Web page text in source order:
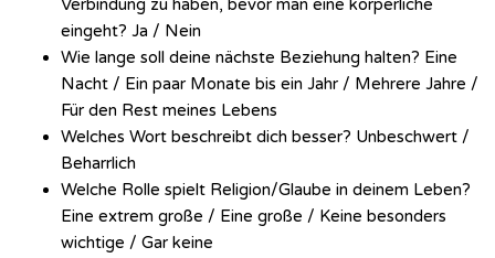
Verbindung zu haben, bevor man eine körperliche
eingeht? Ja / Nein
Wie lange soll deine nächste Beziehung halten? Eine
Nacht / Ein paar Monate bis ein Jahr / Mehrere Jahre /
Für den Rest meines Lebens
Welches Wort beschreibt dich besser? Unbeschwert /
Beharrlich
Welche Rolle spielt Religion/Glaube in deinem Leben?
Eine extrem große / Eine große / Keine besonders
wichtige / Gar keine